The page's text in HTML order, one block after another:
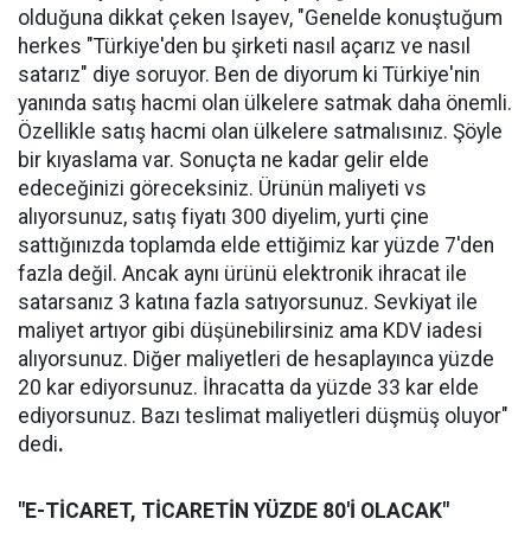
olduğuna dikkat çeken Isayev, "Genelde konuştuğum
herkes "Türkiye'den bu şirketi nasıl açarız ve nasıl
satarız" diye soruyor. Ben de diyorum ki Türkiye'nin
yanında satış hacmi olan ülkelere satmak daha önemli.
Özellikle satış hacmi olan ülkelere satmalısınız. Şöyle
bir kıyaslama var. Sonuçta ne kadar gelir elde
edeceğinizi göreceksiniz. Ürünün maliyeti vs
alıyorsunuz, satış fiyatı 300 diyelim, yurti çine
sattığınızda toplamda elde ettiğimiz kar yüzde 7'den
fazla değil. Ancak aynı ürünü elektronik ihracat ile
satarsanız 3 katına fazla satıyorsunuz. Sevkiyat ile
maliyet artıyor gibi düşünebilirsiniz ama KDV iadesi
alıyorsunuz. Diğer maliyetleri de hesaplayınca yüzde
20 kar ediyorsunuz. İhracatta da yüzde 33 kar elde
ediyorsunuz. Bazı teslimat maliyetleri düşmüş oluyor"
dedi.
"E-TİCARET, TİCARETİN YÜZDE 80'İ OLACAK"